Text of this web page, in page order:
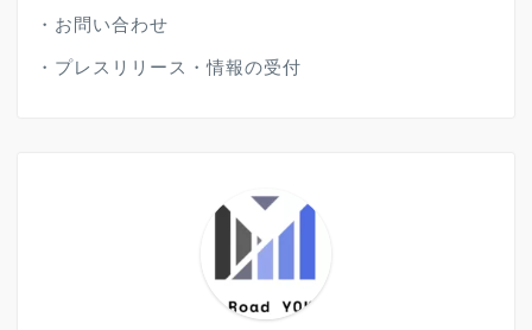
・ お問い合わせ
・ プレスリリース・情報の受付